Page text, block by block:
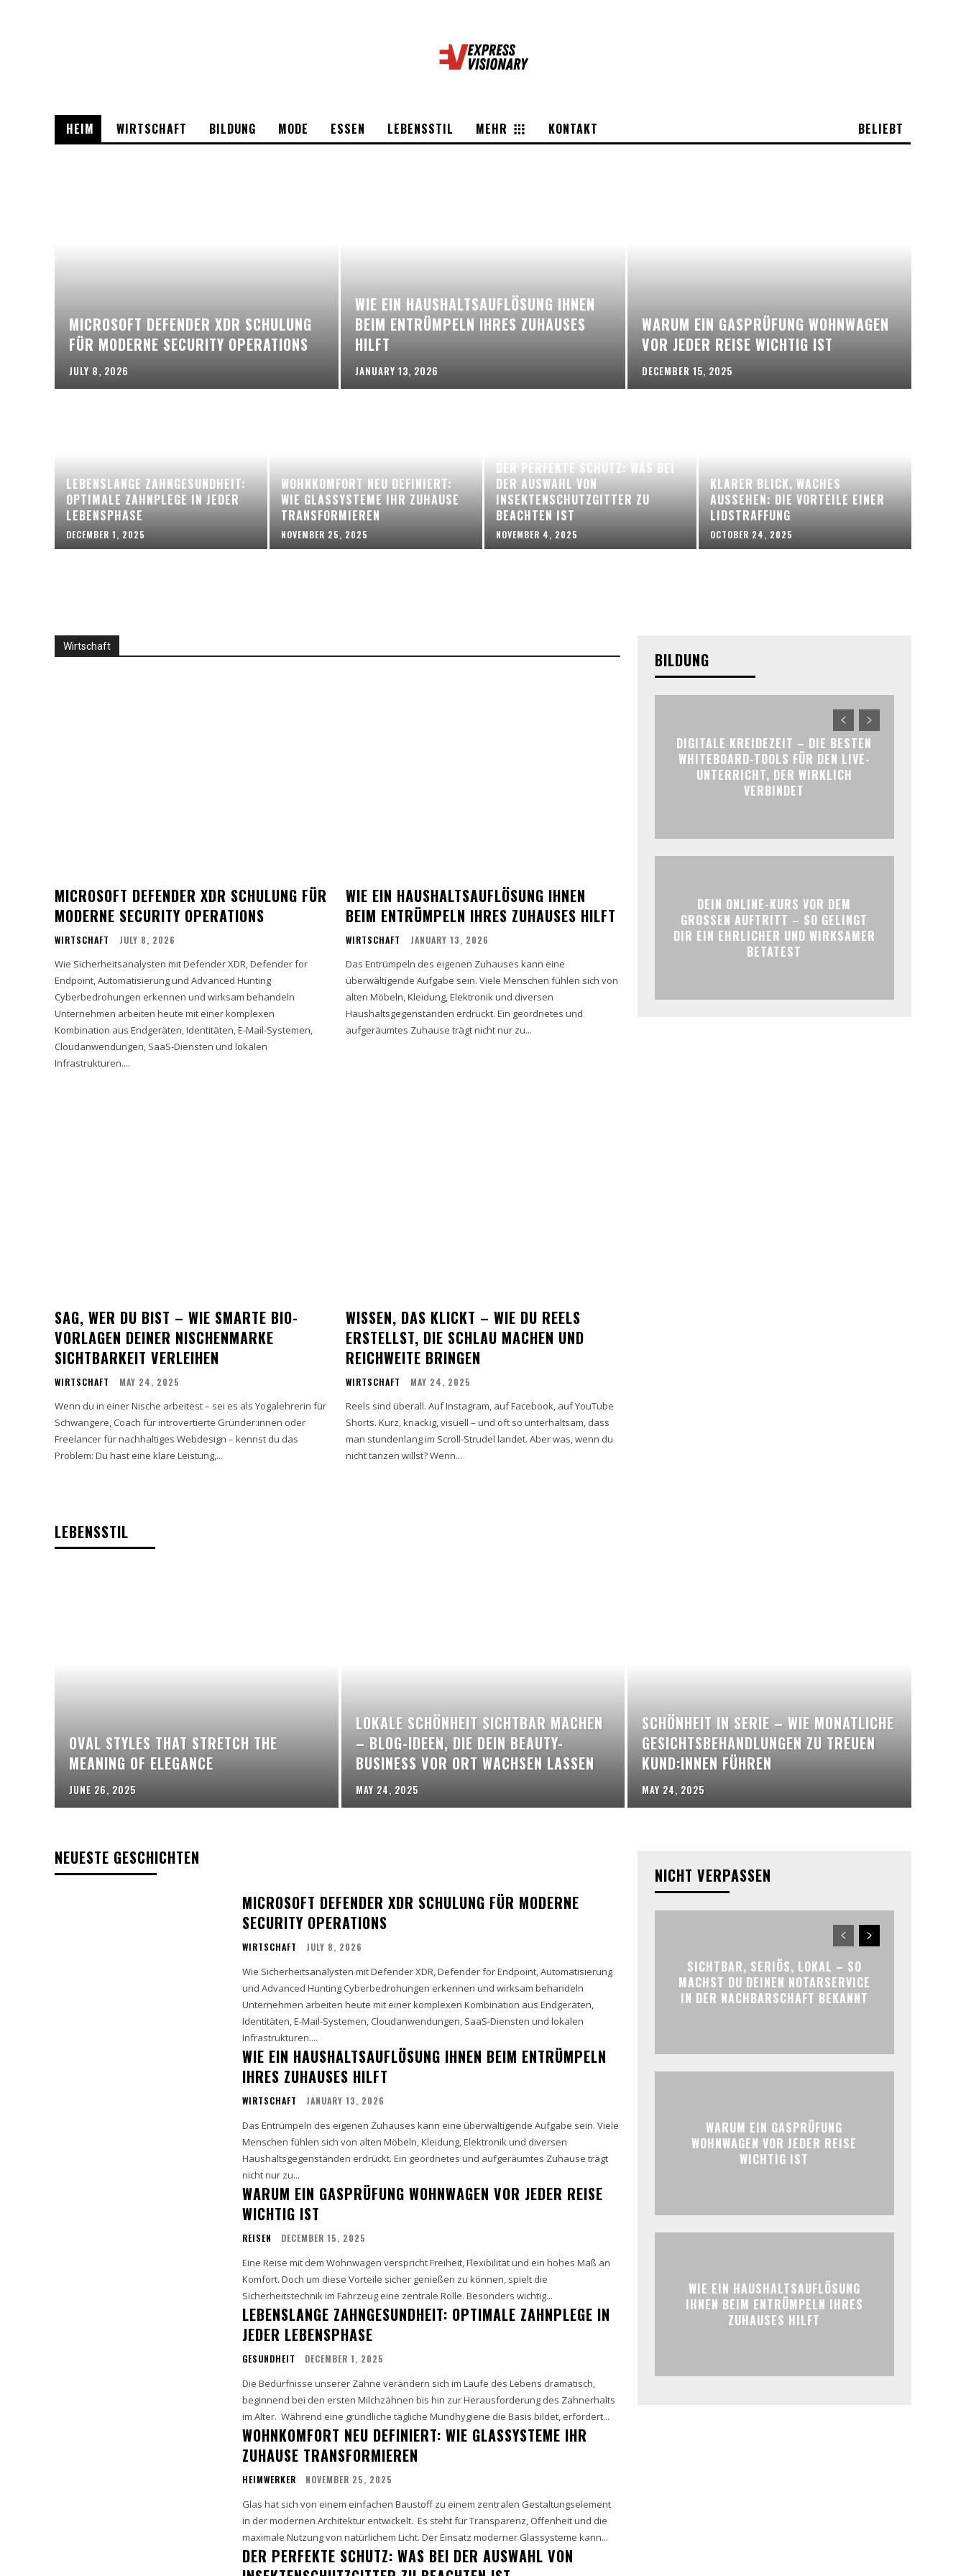
BELIEBT
HEIM WIRTSCHAFT BILDUNG MODE ESSEN LEBENSSTIL MEHR KONTAKT
MICROSOFT DEFENDER XDR SCHULUNG
FÜR MODERNE SECURITY OPERATIONS
JULY 8, 2026
WIE EIN HAUSHALTSAUFLÖSUNG IHNEN
BEIM ENTRÜMPELN IHRES ZUHAUSES
HILFT
JANUARY 13, 2026
WARUM EIN GASPRÜFUNG WOHNWAGEN
VOR JEDER REISE WICHTIG IST
DECEMBER 15, 2025
LEBENSLANGE ZAHNGESUNDHEIT:
OPTIMALE ZAHNPLEGE IN JEDER
LEBENSPHASE
DECEMBER 1, 2025
WOHNKOMFORT NEU DEFINIERT:
WIE GLASSYSTEME IHR ZUHAUSE
TRANSFORMIEREN
NOVEMBER 25, 2025
DER PERFEKTE SCHUTZ: WAS BEI
DER AUSWAHL VON
INSEKTENSCHUTZGITTER ZU
BEACHTEN IST
NOVEMBER 4, 2025
KLARER BLICK, WACHES
AUSSEHEN: DIE VORTEILE EINER
LIDSTRAFFUNG
OCTOBER 24, 2025
Wirtschaft
MICROSOFT DEFENDER XDR SCHULUNG FÜR
MODERNE SECURITY OPERATIONS
WIRTSCHAFT JULY 8, 2026
Wie Sicherheitsanalysten mit Defender XDR, Defender for
Endpoint, Automatisierung und Advanced Hunting
Cyberbedrohungen erkennen und wirksam behandeln
Unternehmen arbeiten heute mit einer komplexen
Kombination aus Endgeräten, Identitäten, E-Mail-Systemen,
Cloudanwendungen, SaaS-Diensten und lokalen
Infrastrukturen....
WIE EIN HAUSHALTSAUFLÖSUNG IHNEN
BEIM ENTRÜMPELN IHRES ZUHAUSES HILFT
WIRTSCHAFT JANUARY 13, 2026
Das Entrümpeln des eigenen Zuhauses kann eine
überwältigende Aufgabe sein. Viele Menschen fühlen sich von
alten Möbeln, Kleidung, Elektronik und diversen
Haushaltsgegenständen erdrückt. Ein geordnetes und
aufgeräumtes Zuhause trägt nicht nur zu...
SAG, WER DU BIST – WIE SMARTE BIO-
VORLAGEN DEINER NISCHENMARKE
SICHTBARKEIT VERLEIHEN
WIRTSCHAFT MAY 24, 2025
Wenn du in einer Nische arbeitest – sei es als Yogalehrerin für
Schwangere, Coach für introvertierte Gründer:innen oder
Freelancer für nachhaltiges Webdesign – kennst du das
Problem: Du hast eine klare Leistung,...
WISSEN, DAS KLICKT – WIE DU REELS
ERSTELLST, DIE SCHLAU MACHEN UND
REICHWEITE BRINGEN
WIRTSCHAFT MAY 24, 2025
Reels sind überall. Auf Instagram, auf Facebook, auf YouTube
Shorts. Kurz, knackig, visuell – und oft so unterhaltsam, dass
man stundenlang im Scroll-Strudel landet. Aber was, wenn du
nicht tanzen willst? Wenn...
BILDUNG
DIGITALE KREIDEZEIT – DIE BESTEN
WHITEBOARD-TOOLS FÜR DEN LIVE-
UNTERRICHT, DER WIRKLICH
VERBINDET
DEIN ONLINE-KURS VOR DEM
GROSSEN AUFTRITT – SO GELINGT D
IR EIN EHRLICHER UND WIRKSAMER B
ETATEST
LEBENSSTIL
OVAL STYLES THAT STRETCH THE
MEANING OF ELEGANCE
JUNE 26, 2025
LOKALE SCHÖNHEIT SICHTBAR MACHEN
– BLOG-IDEEN, DIE DEIN BEAUTY-
BUSINESS VOR ORT WACHSEN LASSEN
MAY 24, 2025
SCHÖNHEIT IN SERIE – WIE MONATLICHE
GESICHTSBEHANDLUNGEN ZU TREUEN
KUND:INNEN FÜHREN
MAY 24, 2025
NEUESTE GESCHICHTEN
MICROSOFT DEFENDER XDR SCHULUNG FÜR MODERNE
SECURITY OPERATIONS
WIRTSCHAFT JULY 8, 2026
Wie Sicherheitsanalysten mit Defender XDR, Defender for Endpoint, Automatisierung
und Advanced Hunting Cyberbedrohungen erkennen und wirksam behandeln
Unternehmen arbeiten heute mit einer komplexen Kombination aus Endgeräten,
Identitäten, E-Mail-Systemen, Cloudanwendungen, SaaS-Diensten und lokalen
Infrastrukturen....
WIE EIN HAUSHALTSAUFLÖSUNG IHNEN BEIM ENTRÜMPELN
IHRES ZUHAUSES HILFT
WIRTSCHAFT JANUARY 13, 2026
Das Entrümpeln des eigenen Zuhauses kann eine überwältigende Aufgabe sein. Viele
Menschen fühlen sich von alten Möbeln, Kleidung, Elektronik und diversen
Haushaltsgegenständen erdrückt. Ein geordnetes und aufgeräumtes Zuhause trägt
nicht nur zu...
WARUM EIN GASPRÜFUNG WOHNWAGEN VOR JEDER REISE
WICHTIG IST
REISEN DECEMBER 15, 2025
Eine Reise mit dem Wohnwagen verspricht Freiheit, Flexibilität und ein hohes Maß an
Komfort. Doch um diese Vorteile sicher genießen zu können, spielt die
Sicherheitstechnik im Fahrzeug eine zentrale Rolle. Besonders wichtig...
LEBENSLANGE ZAHNGESUNDHEIT: OPTIMALE ZAHNPLEGE IN
JEDER LEBENSPHASE
GESUNDHEIT DECEMBER 1, 2025
Die Bedürfnisse unserer Zähne verändern sich im Laufe des Lebens dramatisch,
beginnend bei den ersten Milchzähnen bis hin zur Herausforderung des Zahnerhalts
im Alter. Während eine gründliche tägliche Mundhygiene die Basis bildet, erfordert...
WOHNKOMFORT NEU DEFINIERT: WIE GLASSYSTEME IHR
ZUHAUSE TRANSFORMIEREN
HEIMWERKER NOVEMBER 25, 2025
Glas hat sich von einem einfachen Baustoff zu einem zentralen Gestaltungselement
in der modernen Architektur entwickelt. Es steht für Transparenz, Offenheit und die
maximale Nutzung von natürlichem Licht. Der Einsatz moderner Glassysteme kann...
DER PERFEKTE SCHUTZ: WAS BEI DER AUSWAHL VON
NICHT VERPASSEN
SICHTBAR, SERIÖS, LOKAL – SO
MACHST DU DEINEN NOTARSERVICE
IN DER NACHBARSCHAFT BEKANNT
WARUM EIN GASPRÜFUNG
WOHNWAGEN VOR JEDER REISE
WICHTIG IST
WIE EIN HAUSHALTSAUFLÖSUNG
IHNEN BEIM ENTRÜMPELN IHRES
ZUHAUSES HILFT